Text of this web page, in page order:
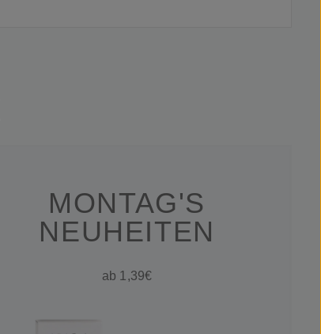
MONTAG'S
NEUHEITEN
ab 1,39€